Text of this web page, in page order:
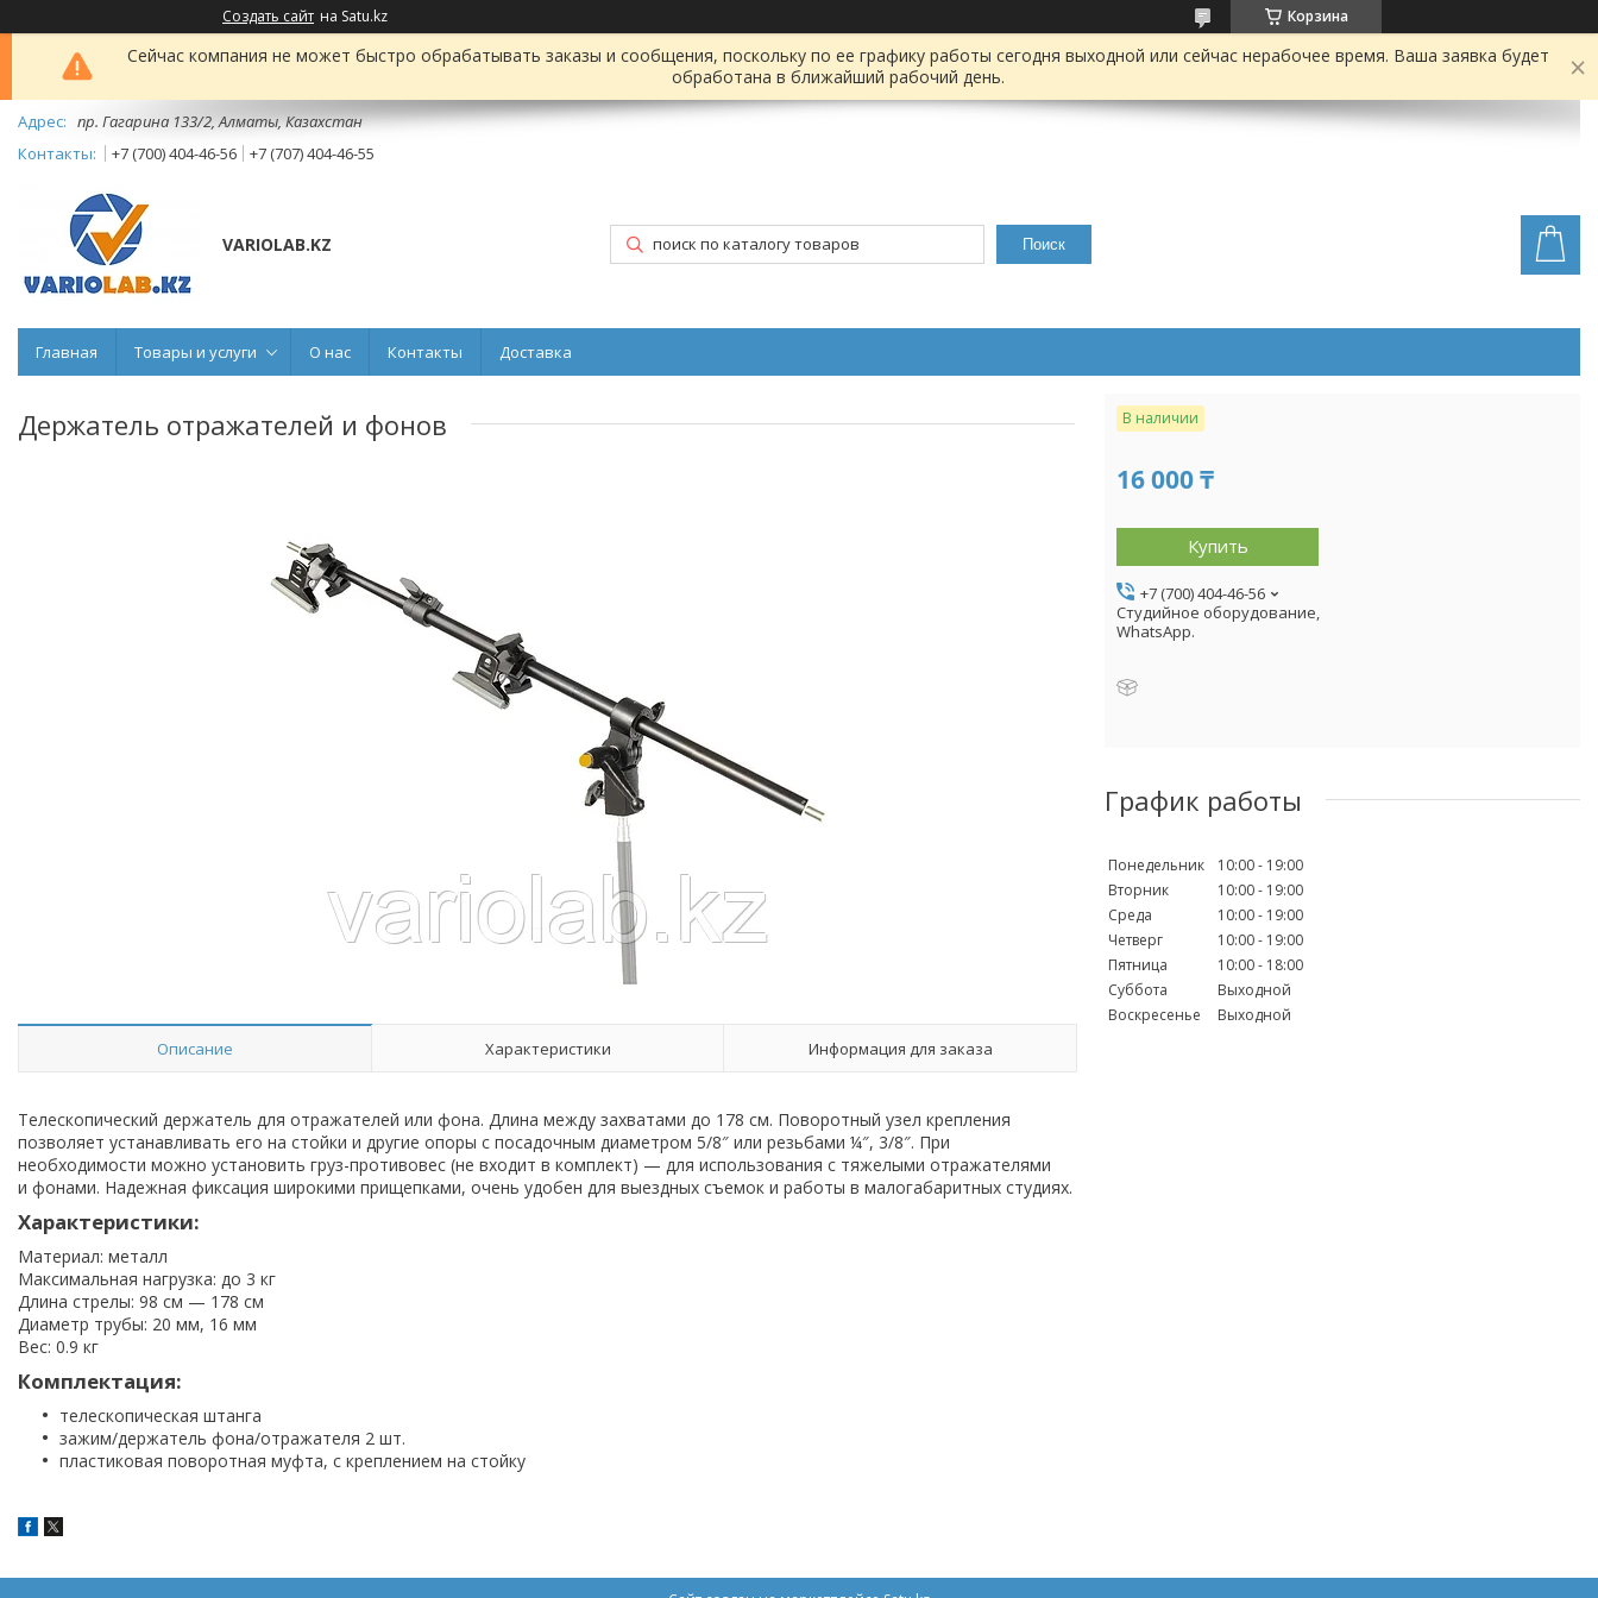
Создать сайт на Satu.kz Корзина
Сейчас компания не может быстро обрабатывать заказы и сообщения, поскольку по ее графику работы сегодня выходной или сейчас нерабочее время. Ваша заявка будет
обработана в ближайший рабочий день.
пр. Гагарина 133/2, Алматы, Казахстан
+7 (700) 404-46-56
+7 (707) 404-46-55
VARIOLAB.KZ Поиск
Главная Товары и услуги О нас Контакты Доставка
Держатель отражателей и фонов
Описание Характеристики Информация для заказа
Телескопический держатель для отражателей или фона. Длина между захватами до 178 см. Поворотный узел крепления
позволяет устанавливать его на стойки и другие опоры с посадочным диаметром 5/8″ или резьбами ¼″, 3/8″. При
необходимости можно установить груз-противовес (не входит в комплект) — для использования с тяжелыми отражателями
и фонами. Надежная фиксация широкими прищепками, очень удобен для выездных съемок и работы в малогабаритных студиях.
Характеристики:
Материал: металл
Максимальная нагрузка: до 3 кг
Длина стрелы: 98 см — 178 см
Диаметр трубы: 20 мм, 16 мм
Вес: 0.9 кг
Комплектация:
телескопическая штанга
зажим/держатель фона/отражателя 2 шт.
пластиковая поворотная муфта, с креплением на стойку
В наличии
16 000 ₸
Купить
+7 (700) 404-46-56
Студийное оборудование,
WhatsApp.
График работы
Понедельник 10:00
19:00
Вторник
10:00
19:00
Среда
10:00
19:00
Четверг
10:00
19:00
Пятница
10:00
18:00
Суббота
Выходной
Воскресенье
Выходной